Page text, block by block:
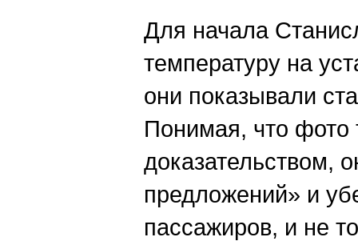
Для начала
температуру на
они показывали
Понимая, что фото
доказательством,
предложений» и
пассажиров, и не